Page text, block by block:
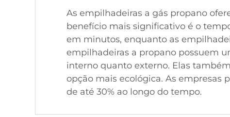
As empilhadeiras a gás propano
benefício mais significativo é o
em minutos, enquanto as
empilhadeiras a propano possuem
interno quanto externo. Elas
opção mais ecológica. As
de até 30% ao longo do tempo.